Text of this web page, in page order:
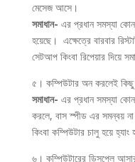
মেসেজ আসে।
সমাধান- এর প্রধান সমস্যা কোন
হয়েছে। এক্ষেত্রে বারবার
সেটআপ কিংবা রিপেয়ার দিয়ে
৫। কম্পিউটার অন করলেই কিছু
সমাধান- এর প্রধান সমস্যা
করলে, বাস স্পীড এর সমন্বয় না
কিংবা কম্পিউটার চালু হয়ে
৬। কম্পিউটারের ডিসপ্লে